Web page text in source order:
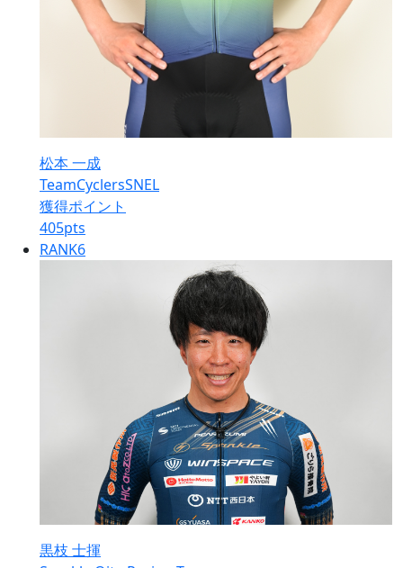
松本 一成
TeamCyclersSNEL
獲得ポイント
405pts
RANK6
黒枝 士揮